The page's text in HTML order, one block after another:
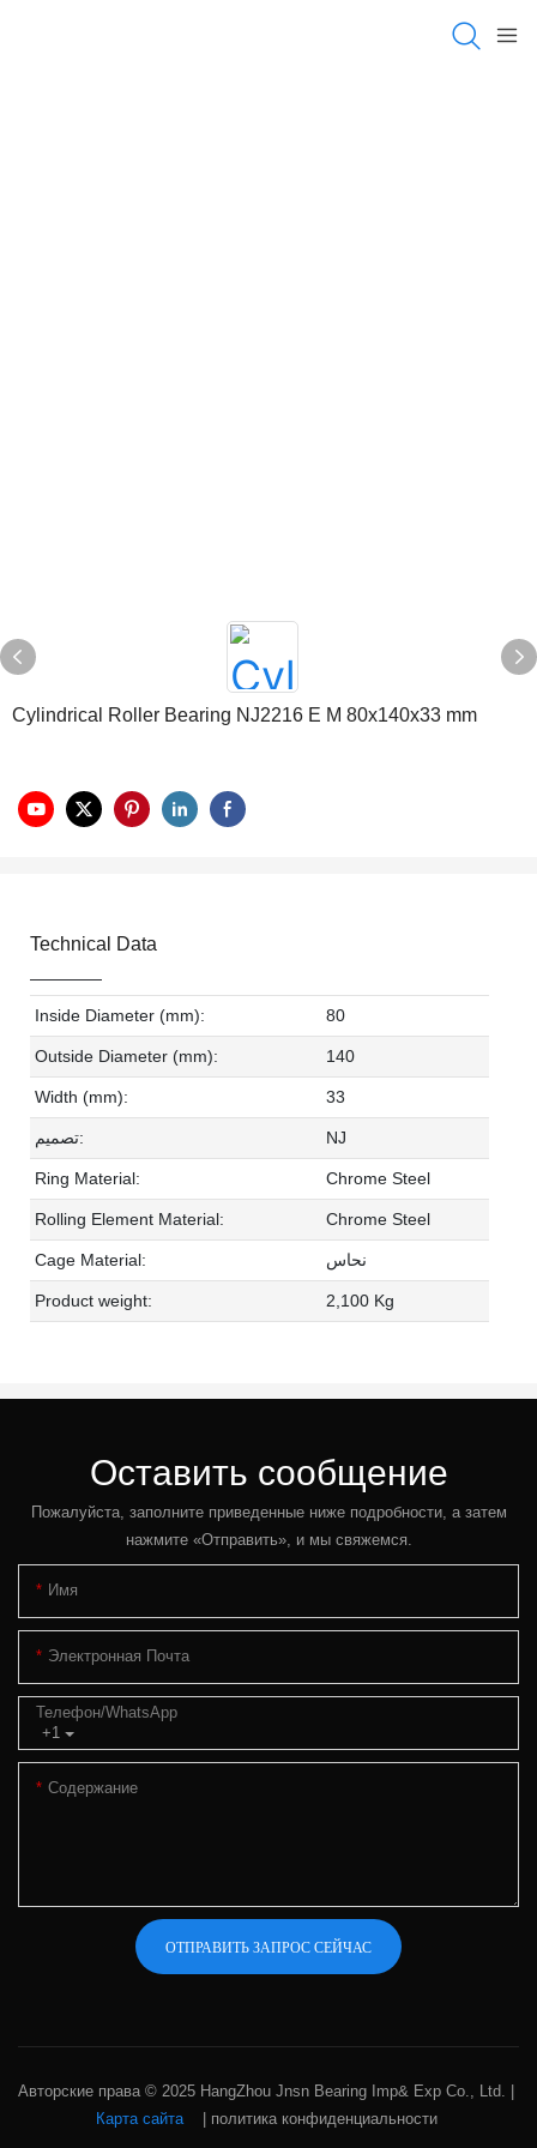
Cylindrical Roller Bearing NJ2216 E M 80x140x33 mm
Technical Data
Inside Diameter (mm): 80
Outside Diameter (mm): 140
Width (mm): 33
تصميم: NJ
Ring Material: Chrome Steel
Rolling Element Material: Chrome Steel
Cage Material: نحاس
Product weight: 2,100 Kg
Оставить сообщение
Пожалуйста, заполните приведенные ниже подробности, а затем
нажмите «Отправить», и мы свяжемся.
Имя
Электронная Почта
+1
Телефон/WhatsApp
Содержание
ОТПРАВИТЬ ЗАПРОС СЕЙЧАС
Авторские права © 2025 HangZhou Jnsn Bearing Imp& Exp Co., Ltd. |
Карта сайта
политика конфиденциальности